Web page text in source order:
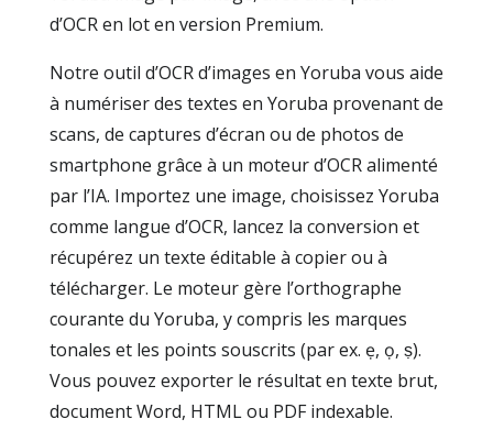
d’OCR en lot en version Premium.
Notre outil d’OCR d’images en Yoruba vous aide
à numériser des textes en Yoruba provenant de
scans, de captures d’écran ou de photos de
smartphone grâce à un moteur d’OCR alimenté
par l’IA. Importez une image, choisissez Yoruba
comme langue d’OCR, lancez la conversion et
récupérez un texte éditable à copier ou à
télécharger. Le moteur gère l’orthographe
courante du Yoruba, y compris les marques
tonales et les points souscrits (par ex. ẹ, ọ, ṣ).
Vous pouvez exporter le résultat en texte brut,
document Word, HTML ou PDF indexable.